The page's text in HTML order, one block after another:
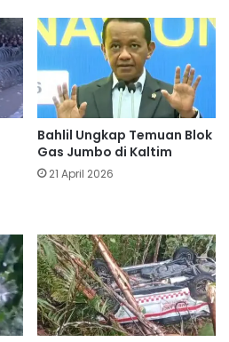
Bahlil Ungkap Temuan Blok
Gas Jumbo di Kaltim
21 April 2026